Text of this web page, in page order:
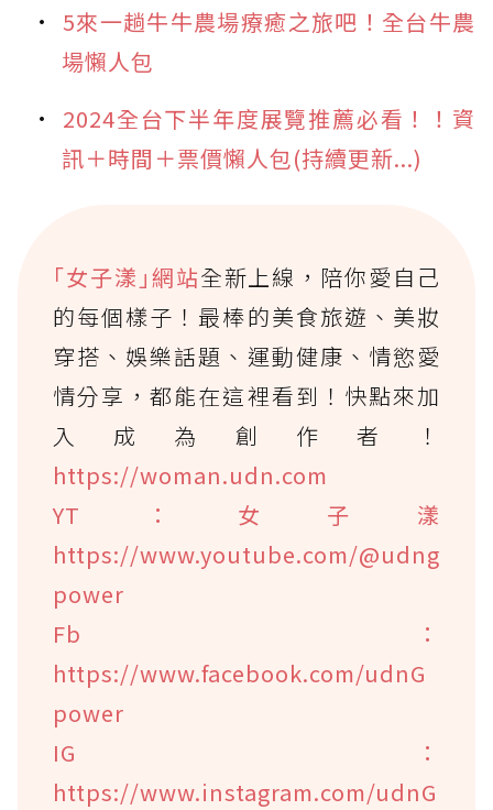
5來一趟牛牛農場療癒之旅吧！全台牛農
場懶人包
2024全台下半年度展覽推薦必看！！資
訊＋時間＋票價懶人包(持續更新...)
｢女子漾｣網站全新上線，陪你愛自己
的每個樣子！最棒的美食旅遊、美妝
穿搭、娛樂話題、運動健康、情慾愛
情分享，都能在這裡看到！快點來加
入成為創作者！
https://woman.udn.com
YT：女子漾
https://www.youtube.com/@udng
power
Fb：
https://www.facebook.com/udnG
power
IG：
https://www.instagram.com/udnG